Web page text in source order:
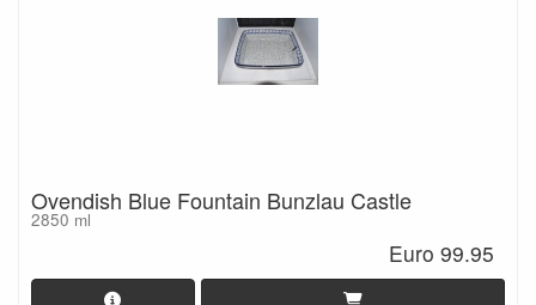
Ovendish Blue Fountain Bunzlau Castle
2850 ml
Euro 99.95